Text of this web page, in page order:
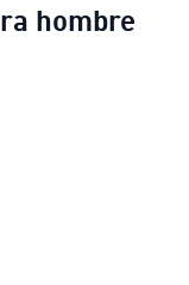
hombre
para hombre